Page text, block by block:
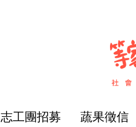
志工團招募 蔬果徵信